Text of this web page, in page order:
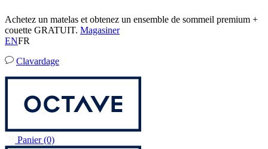
Achetez un matelas et obtenez un ensemble de sommeil premium +
couette GRATUIT. Magasiner
ENFR
Clavardage
Panier (0)